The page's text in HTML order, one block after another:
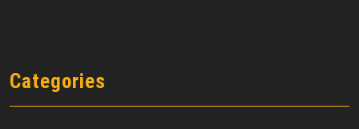
Categories